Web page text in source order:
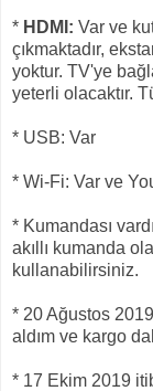
* HDMI: Var ve
çıkmaktadır,
yoktur. TV'ye
yeterli olacaktır.
* USB: Var
* Wi-Fi: Var ve
* Kumandası
akıllı kumanda
kullanabilirsiniz.
* 20 Ağustos
aldım ve kargo
* 17 Ekim 2019